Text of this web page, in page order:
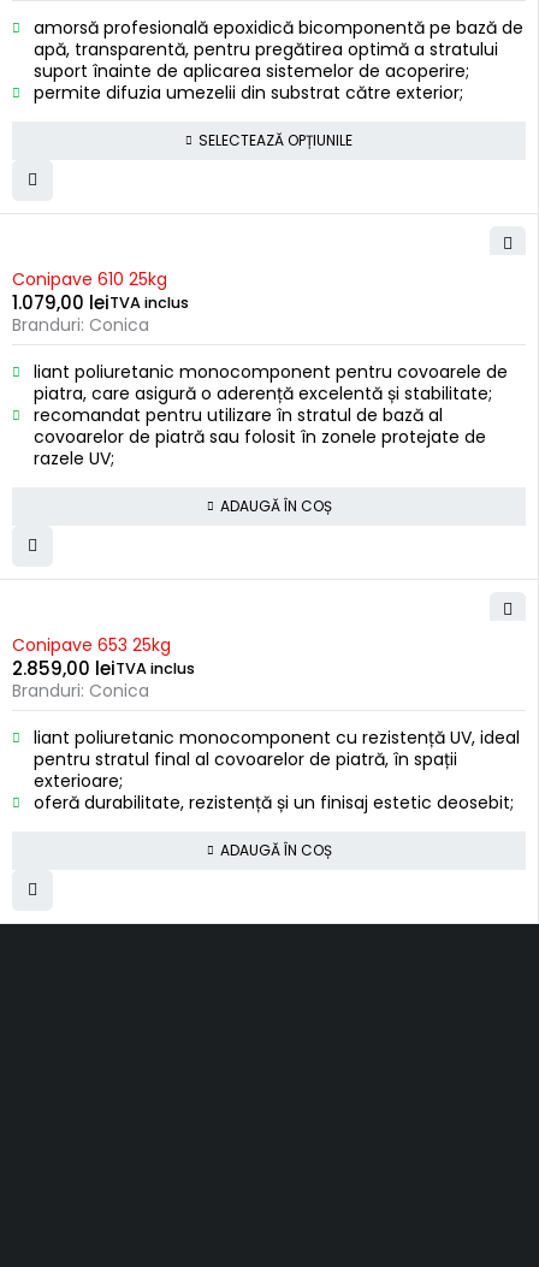
amorsă profesională epoxidică bicomponentă pe bază de
apă, transparentă, pentru pregătirea optimă a stratului
suport înainte de aplicarea sistemelor de acoperire;
permite difuzia umezelii din substrat către exterior;
SELECTEAZĂ OPȚIUNILE
Conipave 610 25kg
1.079,00 leiTVA inclus
Branduri: Conica
liant poliuretanic monocomponent pentru covoarele de
piatra, care asigură o aderență excelentă și stabilitate;
recomandat pentru utilizare în stratul de bază al
covoarelor de piatră sau folosit în zonele protejate de
razele UV;
ADAUGĂ ÎN COȘ
Conipave 653 25kg
2.859,00 leiTVA inclus
Branduri: Conica
liant poliuretanic monocomponent cu rezistență UV, ideal
pentru stratul final al covoarelor de piatră, în spații
exterioare;
oferă durabilitate, rezistență și un finisaj estetic deosebit;
ADAUGĂ ÎN COȘ